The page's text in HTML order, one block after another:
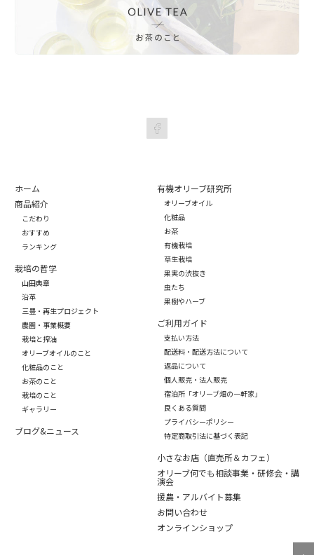
ホーム
商品紹介
こだわり
おすすめ
ランキング
栽培の哲学
山田典章
沿革
三豊・再生プロジェクト
農園・事業概要
栽培と搾油
オリーブオイルのこと
化粧品のこと
お茶のこと
栽培のこと
ギャラリー
ブログ&ニュース
有機オリーブ研究所
オリーブオイル
化粧品
お茶
有機栽培
草生栽培
果実の渋抜き
虫たち
果樹やハーブ
ご利用ガイド
支払い方法
配送料・配送方法について
返品について
個人販売・法人販売
宿泊所「オリーブ畑の一軒家」
良くある質問
プライバシーポリシー
特定商取引法に基づく表記
小さなお店（直売所＆カフェ）
オリーブ何でも相談事業・研修会・講
演会
援農・アルバイト募集
お問い合わせ
オンラインショップ